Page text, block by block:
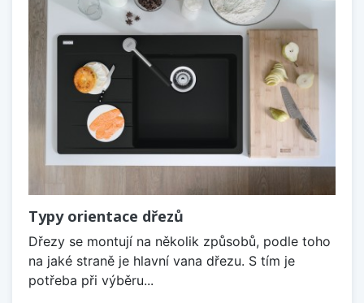
Typy orientace dřezů
Dřezy se montují na několik způsobů, podle toho
na jaké straně je hlavní vana dřezu. S tím je
potřeba při výběru...